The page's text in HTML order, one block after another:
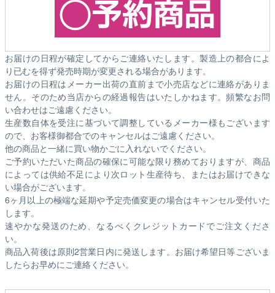
お届けの日程が確定してからご連絡いたします。製造上の都合によ
り已むを得ず発売時期が変更される場合があります。
お届けの日程はメーカー出荷の直前まで小売店などに連絡がありま
せん。そのため当店からの経過報告はいたしかねます。頻繁なお問
い合わせはご遠慮ください。
生産数自体を受注に基づいて調整しているメーカー様もございます
ので、お客様御都合でのキャンセルはご遠慮ください。
他の商品と一緒に買い物かごに入れないでください。
ご予約いただいた商品の確保に可能な限り務めておりますが、商品
によっては供給不足により次ロット生産待ち、またはお届けできな
い場合がございます。
6ヶ月以上の極端な延期や予定売価変更の場合はキャンセル受付いた
します。
速やかな発送のため、なるべくクレジットカードでご注文くださ
い。
商品入荷後は原則2営業日内に発送します。お届け希望日等ございま
したらお早めにご連絡ください。